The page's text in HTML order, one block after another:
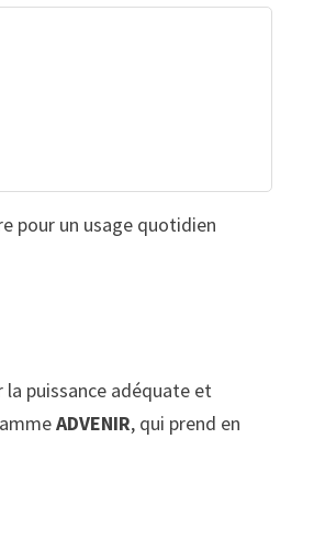
pour un usage quotidien
puissance adéquate et
ADVENIR, qui prend en